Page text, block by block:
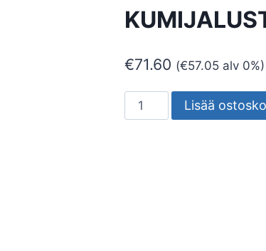
€71.60 (€57.05alv 0%)
VÄRINÄNVAIMENNIN
ARTIPLASTIC
Lisää